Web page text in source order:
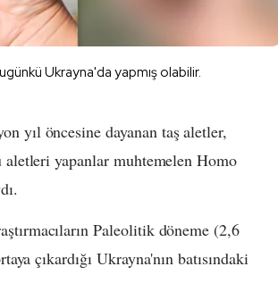
Ukrayna'da yapmış olabilir.
yıl öncesine dayanan taş aletler,
yapanlar muhtemelen Homo
Paleolitik döneme (2,6
çıkardığı Ukrayna'nın batısındaki